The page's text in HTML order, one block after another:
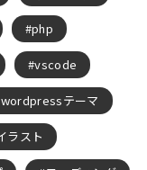
php
vscode
wordpressテーマ
ラスト